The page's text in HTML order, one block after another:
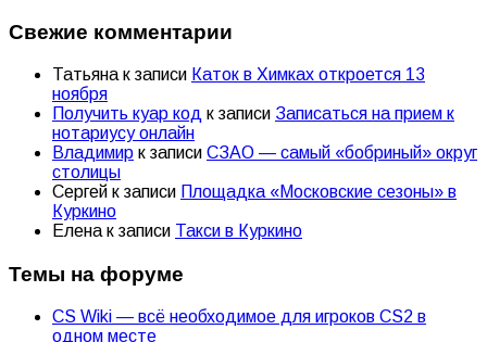
Свежие комментарии
Татьяна к записи Каток в Химках откроется 13
ноября
Получить куар код к записи Записаться на прием к
нотариусу онлайн
Владимир к записи СЗАО — самый «бобриный» округ
столицы
Сергей к записи Площадка «Московские сезоны» в
Куркино
Елена к записи Такси в Куркино
Темы на форуме
CS Wiki — всё необходимое для игроков CS2 в
одном месте